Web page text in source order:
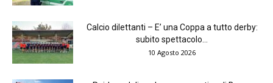
Calcio dilettanti – E’ una Coppa a tutto derby:
subito spettacolo...
10 Agosto 2026